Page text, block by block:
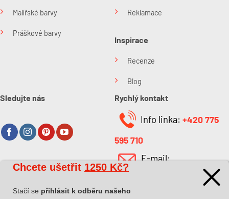
Malířské barvy
Práškové barvy
Reklamace
Inspirace
Recenze
Blog
Sledujte nás
O společnosti
O nás
Rychlý kontakt
Info linka: +420 775
595 710
E-mail:
Chcete ušetřit 1250 Kč?
Stačí se přihlásit k odběru našeho